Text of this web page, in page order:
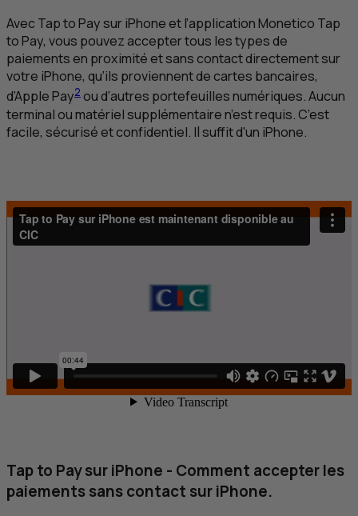
Avec Tap to Paysur iPhone et l’application Monetico Tap
to Pay, vous pouvez accepter tous les types de
paiements en proximité et sans contact directement sur
votre iPhone, qu’ils proviennent de cartes bancaires,
d’Apple Pay2 ou d’autres portefeuilles numériques. Aucun
terminal ou matériel supplémentaire n’est requis. C’est
facile, sécurisé et confidentiel. Il suffit d'un iPhone.
Tap to Pay sur iPhone - Comment accepter les
paiements sans contact sur iPhone.